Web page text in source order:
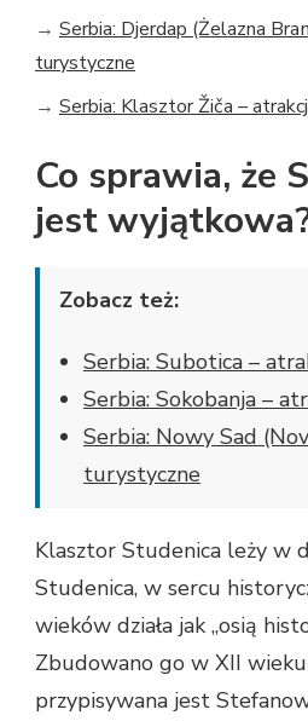
→ Serbia: Djerdap (Żelazna
turystyczne
→ Serbia: Klasztor Žiča –
Co sprawia, że
jest
Zobacz też:
Serbia: Subotica –
Serbia: Sokobanja –
Serbia: Nowy Sad
turystyczne
Klasztor Studenica leży w
Studenica, w sercu
wieków działa jak „osią
Zbudowano go w XII
przypisywana jest